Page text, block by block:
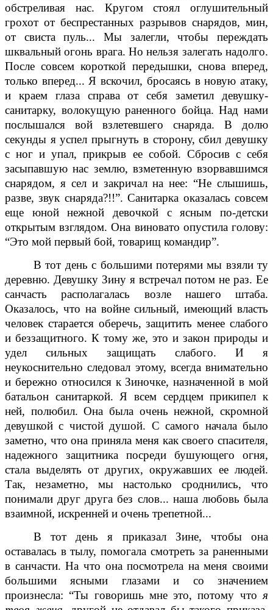
обстреливая нас. Кругом стоял оглушительный
грохот от беспрестанных разрывов снарядов, мин,
от свиста пуль... Мы залегли, чтобы переждать
шквальный огонь врага. Но нельзя залегать надолго.
После совсем короткой передышки, снова вперед,
только вперед... Я вскочил, бросаясь в новую атаку,
и краем глаза справа от себя заметил девушку-
санитарку, волокущую раненного бойца. Над нами
послышался вой взлетевшего снаряда. В долю
секунды я успел прыгнуть в сторону, сбил девушку
с ног и упал, прикрыв ее собой. Сбросив с себя
засыпавшую нас землю, взметенную взорвавшимся
снарядом, я сел и закричал на нее: “Не слышишь,
разве, звук снаряда?!!”. Санитарка оказалась совсем
еще юной нежной девочкой с ясным по-детски
открытым взглядом. Она виновато опустила голову:
“Это мой первый бой, товарищ командир”.
В тот день с большими потерями мы взяли ту
деревню. Девушку Зину я встречал потом не раз. Ее
санчасть располагалась возле нашего штаба.
Оказалось, что на войне сильный, имеющий власть
человек старается оберечь, защитить менее слабого
и беззащитного. К тому же, это и закон природы и
удел сильных защищать слабого. И я
неукоснительно следовал этому, всегда внимательно
и бережно относился к Зиночке, назначенной в мой
батальон санитаркой. Я всем сердцем прикипел к
ней, полюбил. Она была очень нежной, скромной
девушкой с чистой душой. С самого начала было
заметно, что она приняла меня как своего спасителя,
надежного защитника посреди бушующего огня,
стала выделять от других, окружавших ее людей.
Так, незаметно, мы настолько сроднились, что
понимали друг друга без слов... наша любовь была
взаимной, искренней и очень трепетной...
В тот день я приказал Зине, чтобы она
оставалась в тылу, помогала смотреть за раненными
в санчасти. На что она посмотрела на меня своими
большими ясными глазами и со значением
произнесла: “Ты говоришь мне это, потому что я